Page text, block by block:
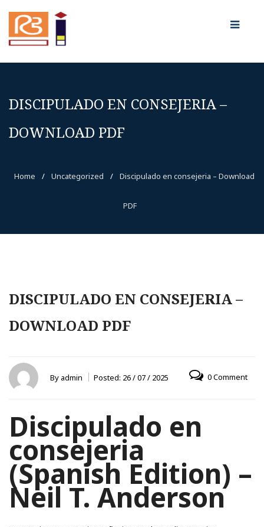
DISCIPULADO EN CONSEJERIA –
DOWNLOAD PDF
Home / Uncategorized / Discipulado en consejeria – Download
PDF
DISCIPULADO EN CONSEJERIA –
DOWNLOAD PDF
By admin Posted: 26 / 07 / 2025 0 Comment
Discipulado en
consejeria
(Spanish Edition) –
Neil T. Anderson